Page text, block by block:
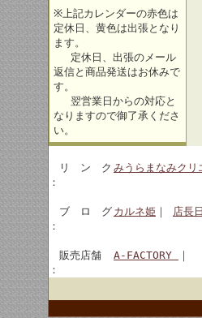
※上記カレンダーの赤色は
定休日、黄色は出張となり
ます。
定休日、出張のメール
返信と商品発送はお休みで
す。
翌営業日からの対応と
なりますので御了承くださ
い。
リ ン ク
：
みうらまなみクリ
ブ ロ グ
：
カルネ姫 ｜ 店長
販売店舗
：
A-FACTORY ｜